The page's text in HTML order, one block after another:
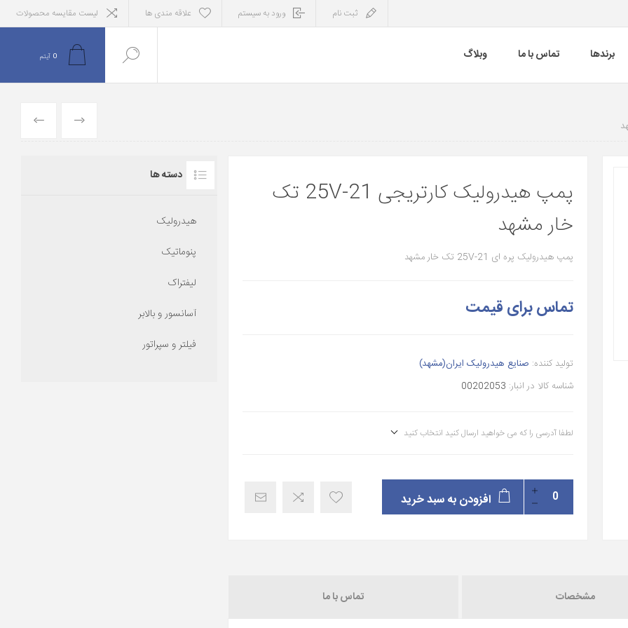
ثبت نام ورود به سیستم علاقه مندی ها لیست مقایسه محصولات
برندها تماس با ما وبلاگ 0 آیتم
بعدی
پمپ هیدرولیک کارتریجی 25V-21 تک
خار مشهد
پمپ هیدرولیک پره ای 25V-21 تک خار مشهد
تماس برای قیمت
تولید کننده: صنایع هیدرولیک ایران(مشهد)
شناسه کالا در انبار: 00202053
لطفا آدرسی را که می خواهید ارسال کنید انتخاب کنید
افزودن به سبد خرید
مشخصات تماس با ما
دسته ها
هیدرولیک
پنوماتیک
لیفتراک
آسانسور و بالابر
فیلتر و سپراتور